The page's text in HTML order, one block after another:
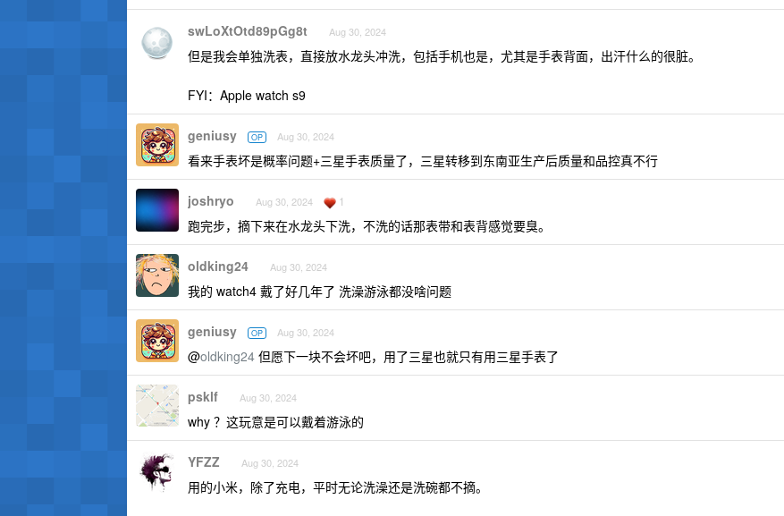
swLoXtOtd89pGg8t Aug 30, 2024
但是我会单独洗表，直接放水龙头冲洗，包括手机也是，尤其是手表背面，出汗什么的很脏。
FYI：Apple watch s9
geniusy OP Aug 30, 2024
看来手表坏是概率问题+三星手表质量了，三星转移到东南亚生产后质量和品控真不行
joshryo Aug 30, 2024 1
跑完步，摘下来在水龙头下洗，不洗的话那表带和表背感觉要臭。
oldking24 Aug 30, 2024
我的 watch4 戴了好几年了 洗澡游泳都没啥问题
geniusy OP Aug 30, 2024
@oldking24 但愿下一块不会坏吧，用了三星也就只有用三星手表了
psklf Aug 30, 2024
why ？这玩意是可以戴着游泳的
YFZZ Aug 30, 2024
用的小米，除了充电，平时无论洗澡还是洗碗都不摘。